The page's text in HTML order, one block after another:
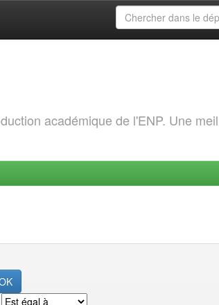
académique de l'ENP. Une